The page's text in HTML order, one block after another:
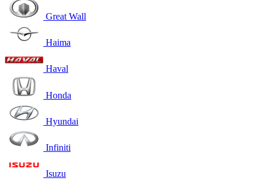
Great Wall
Haima
Haval
Honda
Hyundai
Infiniti
Isuzu